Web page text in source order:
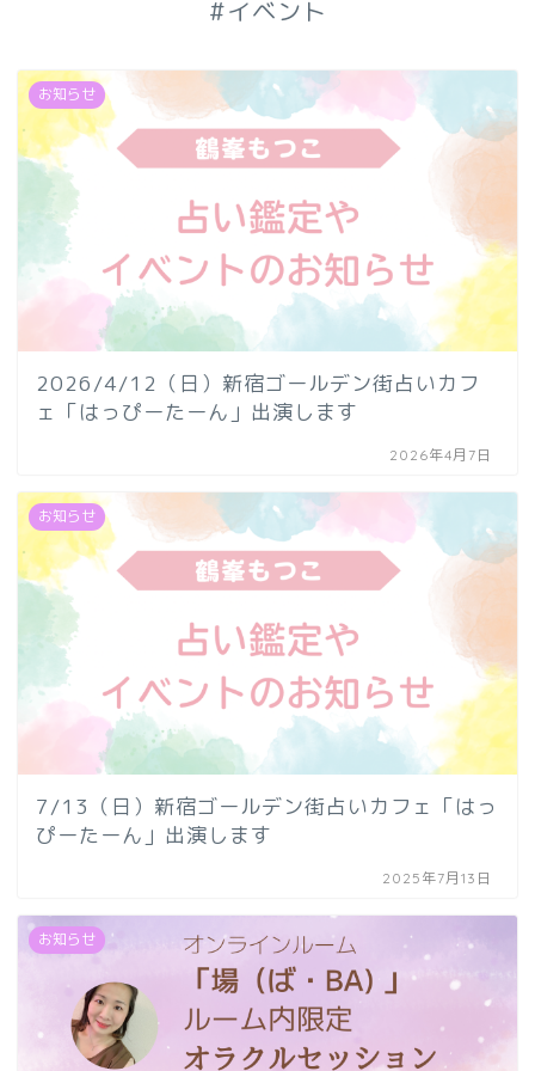
#イベント
お知らせ
2026/4/12（日）新宿ゴールデン街占いカフ
ェ「はっぴーたーん」出演します
2026年4月7日
お知らせ
7/13（日）新宿ゴールデン街占いカフェ「はっ
ぴーたーん」出演します
2025年7月13日
お知らせ